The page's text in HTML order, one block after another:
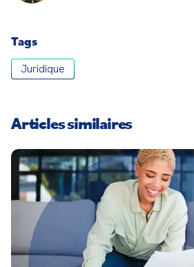
Tags
Juridique
Articles similaires